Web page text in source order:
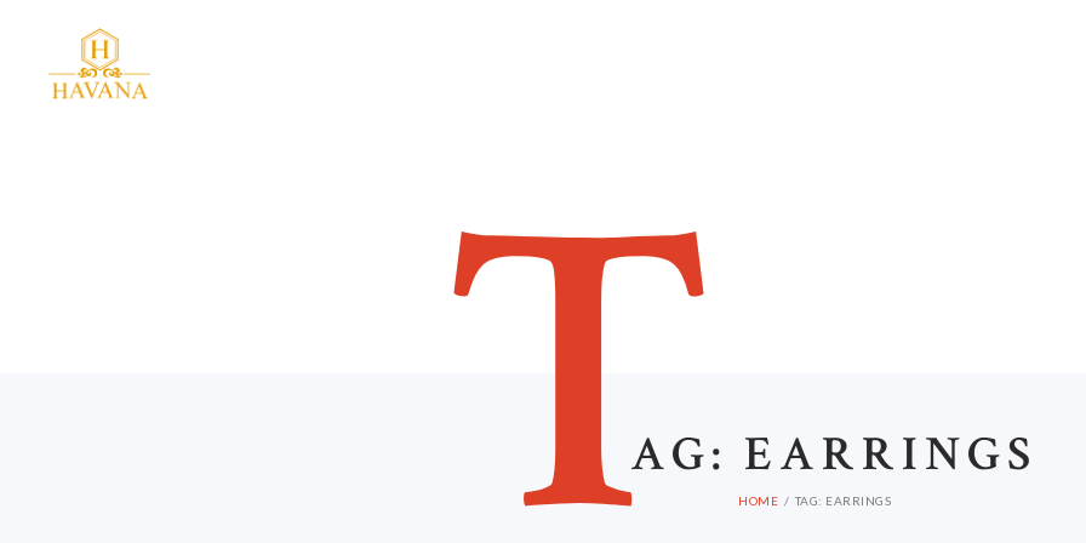
TAG: EARRINGS
HOME TAG: EARRINGS